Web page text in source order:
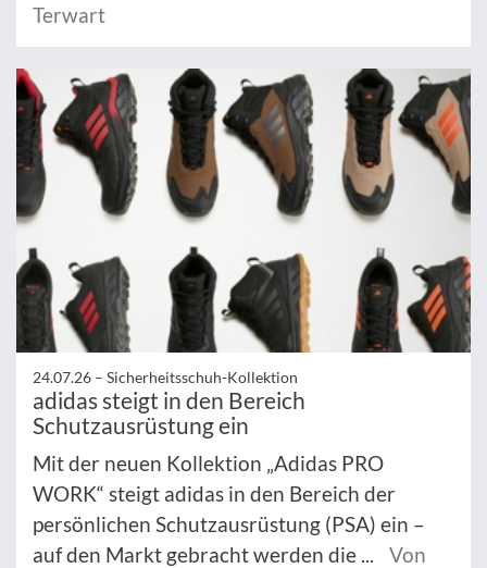
Terwart
24.07.26 – Sicherheitsschuh-Kollektion
adidas steigt in den Bereich
Schutzausrüstung ein
Mit der neuen Kollektion „Adidas PRO
WORK“ steigt adidas in den Bereich der
persönlichen Schutzausrüstung (PSA) ein –
auf den Markt gebracht werden die ...
Von